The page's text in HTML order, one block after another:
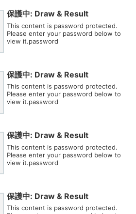
保護中: Draw & Result
This content is password protected.
Please enter your password below to
view it.password
保護中: Draw & Result
This content is password protected.
Please enter your password below to
view it.password
保護中: Draw & Result
This content is password protected.
Please enter your password below to
view it.password
保護中: Draw & Result
This content is password protected.